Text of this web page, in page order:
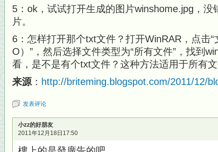
5：ok，试试打开生成的图片winshome.jpg，
片。
6：怎样打开那个txt文件？打开WinRAR，点击
O）”，然后选择文件类型为“所有文件”，找到
看，是不是有个txt文件？这种方法适用于所有
来源 ： http://briteming.blogspot.com/2011/12/
发表评论
小zz的好朋友
2011年12月18日17:50